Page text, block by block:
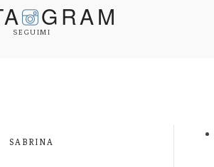
GRAM
SEGUIMI
SABRINA